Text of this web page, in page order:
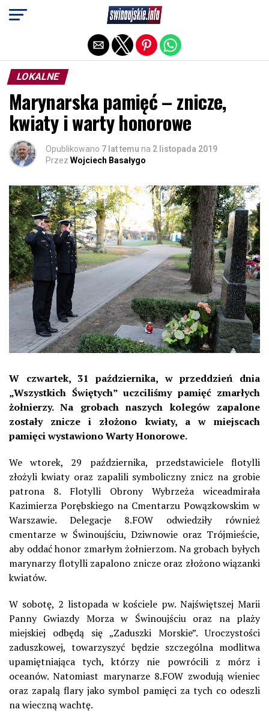
LOKALNE
Marynarska pamięć – znicze,
kwiaty i warty honorowe
Opublikowano 7 lat temu na 2 listopada 2019
Przez Wojciech Basałygo
W czwartek, 31 października, w przeddzień dnia
„Wszystkich Świętych” uczciliśmy pamięć zmarłych
żołnierzy. Na grobach naszych kolegów zapalone
zostały znicze i złożono kwiaty, a w miejscach
pamięci wystawiono Warty Honorowe.
We wtorek, 29 października, przedstawiciele flotylli
złożyli kwiaty oraz zapalili symboliczny znicz na grobie
patrona 8. Flotylli Obrony Wybrzeża wiceadmirała
Kazimierza Porębskiego na Cmentarzu Powązkowskim w
Warszawie. Delegacje 8.FOW odwiedziły również
cmentarze w Świnoujściu, Dziwnowie oraz Trójmieście,
aby oddać honor zmarłym żołnierzom. Na grobach byłych
marynarzy flotylli zapalono znicze oraz złożono wiązanki
kwiatów.
W sobotę, 2 listopada w kościele pw. Najświętszej Marii
Panny Gwiazdy Morza w Świnoujściu oraz na plaży
miejskiej odbędą się „Zaduszki Morskie”. Uroczystości
zaduszkowej, towarzyszyć będzie szczególna modlitwa
upamiętniająca tych, którzy nie powrócili z mórz i
oceanów. Natomiast marynarze 8.FOW zwodują wieniec
oraz zapalą flary jako symbol pamięci za tych co odeszli
na wieczną wachtę.
Exit mobile version